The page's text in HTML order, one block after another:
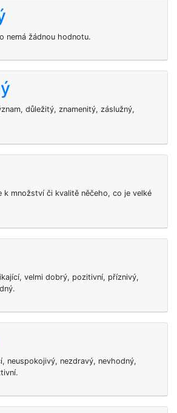
nemá žádnou hodnotu.
důležitý, znamenitý, záslužný,
k množství či kvalitě něčeho, co je velké
velmi dobrý, pozitivní, příznivý,
neuspokojivý, nezdravý, nevhodný,